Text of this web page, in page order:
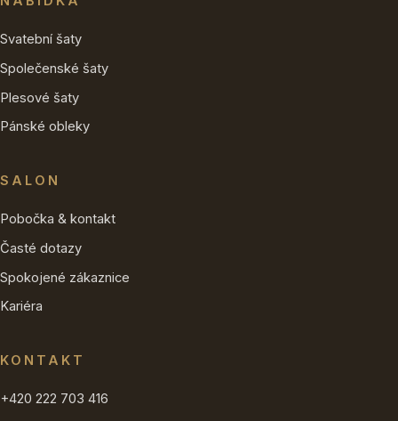
Svatební šaty
Společenské šaty
Plesové šaty
Pánské obleky
SALON
Pobočka & kontakt
Časté dotazy
Spokojené zákaznice
Kariéra
KONTAKT
+420 222 703 416